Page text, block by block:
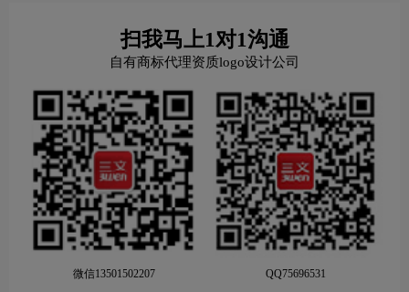
扫我马上1对1沟通
自有商标代理资质logo设计公司
微信13501502207 QQ75696531